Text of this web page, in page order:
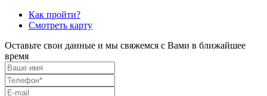
Как пройти?
Смотреть карту
Оставьте свои данные и мы свяжемся с Вами в ближайшее
время